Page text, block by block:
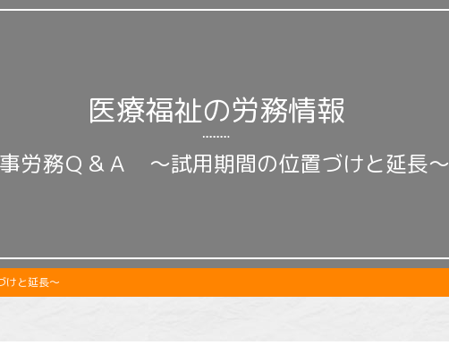
医療福祉の労務情報
労務Ｑ＆Ａ ～試用期間の位置づけと延長～
と延長～